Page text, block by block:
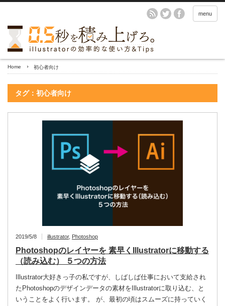
menu
Home 初心者向け
タグ：初心者向け
2019/5/8 illustrator, Photoshop
Photoshopのレイヤーを 素早くIllustratorに移動する
（読み込む） ５つの方法
Illustrator大好きっ子の私ですが、しばしば仕事において支給され
たPhotoshopのデザインデータの素材をIllustratorに取り込む、と
いうことをよく行います。 が、最初の頃はスムーズに持っていく